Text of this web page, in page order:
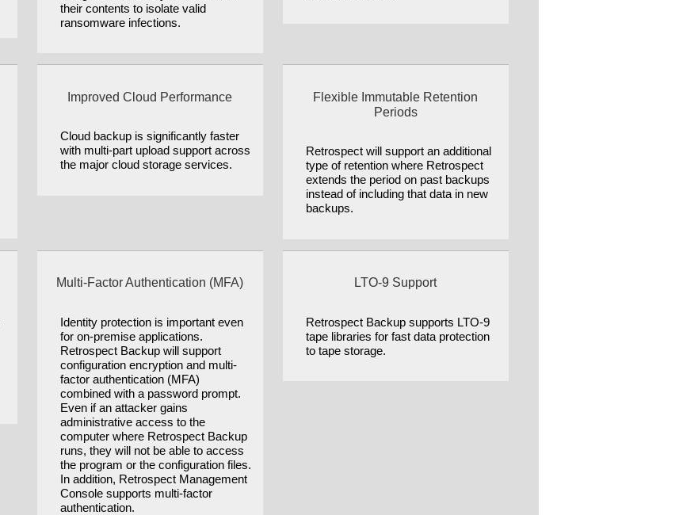
their contents to isolate valid
ransomware infections.
Improved Cloud Performance
Cloud backup is significantly faster
with multi-part upload support across
the major cloud storage services.
Flexible Immutable Retention
Periods
Retrospect will support an additional
type of retention where Retrospect
extends the period on past backups
instead of including that data in new
backups.
Multi-Factor Authentication (MFA)
Identity protection is important even
for on-premise applications.
Retrospect Backup will support
configuration encryption and multi-
factor authentication (MFA)
combined with a password prompt.
Even if an attacker gains
administrative access to the
computer where Retrospect Backup
runs, they will not be able to access
the program or the configuration files.
In addition, Retrospect Management
Console supports multi-factor
authentication.
LTO-9 Support
Retrospect Backup supports LTO-9
tape libraries for fast data protection
to tape storage.